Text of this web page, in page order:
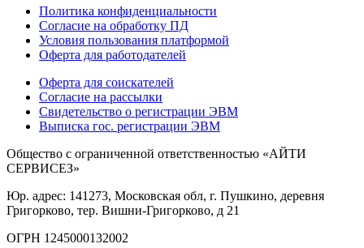
Политика конфиденциальности
Согласие на обработку ПД
Условия пользования платформой
Оферта для работодателей
Оферта для соискателей
Согласие на рассылки
Свидетельство о регистрации ЭВМ
Выписка гос. регистрации ЭВМ
Общество с ограниченной ответственностью «АЙТИ
СЕРВИСЕЗ»
Юр. адрес: 141273, Московская обл, г. Пушкино, деревня
Григорково, тер. Вишни-Григорково, д 21
ОГРН 1245000132002